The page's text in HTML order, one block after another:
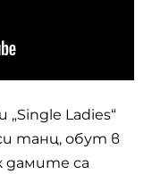
Ladies“
танц, обут в
дамите са